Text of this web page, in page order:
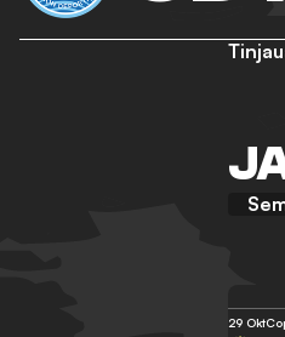
29 Okt